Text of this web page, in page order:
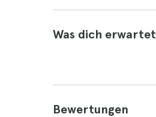
Was dich erwartet
Bewertungen